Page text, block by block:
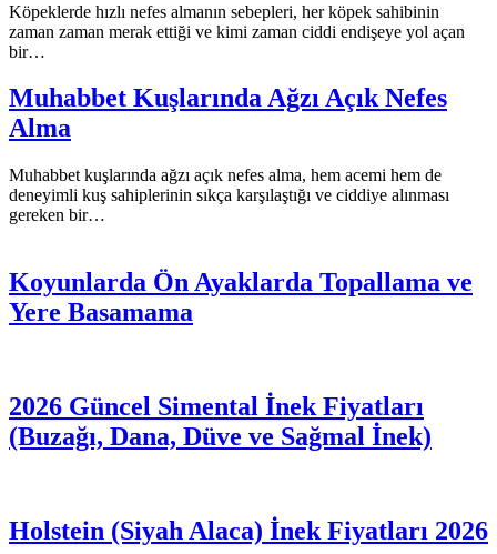
Köpeklerde hızlı nefes almanın sebepleri, her köpek sahibinin
zaman zaman merak ettiği ve kimi zaman ciddi endişeye yol açan
bir…
Muhabbet Kuşlarında Ağzı Açık Nefes
Alma
Muhabbet kuşlarında ağzı açık nefes alma, hem acemi hem de
deneyimli kuş sahiplerinin sıkça karşılaştığı ve ciddiye alınması
gereken bir…
Koyunlarda Ön Ayaklarda Topallama ve
Yere Basamama
2026 Güncel Simental İnek Fiyatları
(Buzağı, Dana, Düve ve Sağmal İnek)
Holstein (Siyah Alaca) İnek Fiyatları 2026